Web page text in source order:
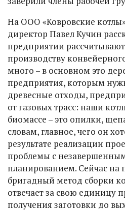
На ООО «Ковровские
директор Павел Кучин
предприятии
производству
много – в основном это
предприятия, которым
древесные отходы,
от газовых трасс: наши
биомассе – это опилки,
словам, главное, чего он
результате реализации
проблемы с
планированием. Сейчас на
бригадный метод сборки
отвечает за свою единицу
получения заготовки до